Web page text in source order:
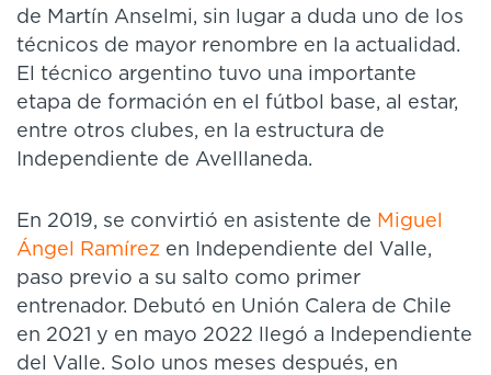
de Martín Anselmi, sin lugar a duda uno de los
técnicos de mayor renombre en la actualidad.
El técnico argentino tuvo una importante
etapa de formación en el fútbol base, al estar,
entre otros clubes, en la estructura de
Independiente de Avelllaneda.
En 2019, se convirtió en asistente de Miguel
Ángel Ramírez en Independiente del Valle,
paso previo a su salto como primer
entrenador. Debutó en Unión Calera de Chile
en 2021 y en mayo 2022 llegó a Independiente
del Valle. Solo unos meses después, en